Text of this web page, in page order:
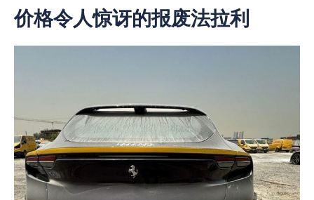
价格令人惊讶的报废法拉利